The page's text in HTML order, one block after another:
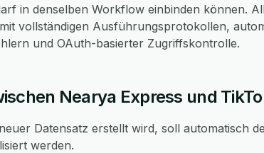
in denselben Workflow einbinden können.
vollständigen Ausführungsprotokollen,
und OAuth-basierter Zugriffskontrolle.
Nearya Express und
Datensatz erstellt wird, soll automatisch
werden.